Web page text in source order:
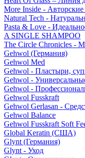
More Inside -
Natural Tech -
Pasta & Love -
A SINGLE SHAMPOO
The Circle Chronicles -
Gehwol (Германия)
Gehwol Med
Gehwol - Пластыри,
Gehwol -
Gehwol -
Gehwol Fusskraft
Gehwol Gerlasan -
Gehwol Balance
Gehwol Fusskraft Soft
Global Keratin (США)
Glynt (Германия)
Glynt - Уход